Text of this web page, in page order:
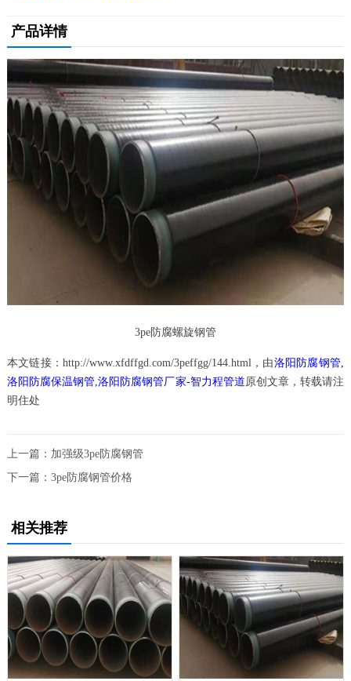
产品详情
3pe防腐螺旋钢管
本文链接：http://www.xfdffgd.com/3peffgg/144.html，由洛阳防腐钢管,
洛阳防腐保温钢管,洛阳防腐钢管厂家-智力程管道 原创文章，转载请注
明住处
上一篇： 加强级3pe防腐钢管
下一篇： 3pe防腐钢管价格
相关推荐